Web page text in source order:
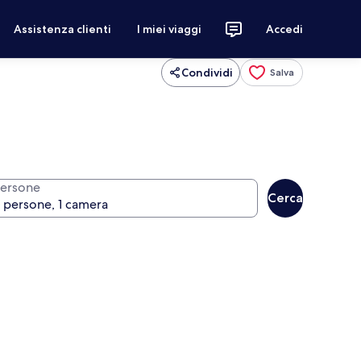
Assistenza clienti I miei viaggi Accedi
Condividi Salva
Cerca